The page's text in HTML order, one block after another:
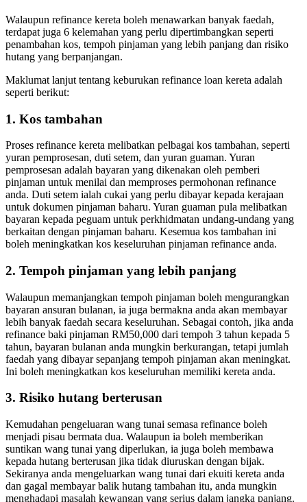
Walaupun refinance kereta boleh menawarkan banyak faedah,
terdapat juga 6 kelemahan yang perlu dipertimbangkan seperti
penambahan kos, tempoh pinjaman yang lebih panjang dan risiko
hutang yang berpanjangan.
Maklumat lanjut tentang keburukan refinance loan kereta adalah
seperti berikut:
1. Kos tambahan
Proses refinance kereta melibatkan pelbagai kos tambahan, seperti
yuran pemprosesan, duti setem, dan yuran guaman. Yuran
pemprosesan adalah bayaran yang dikenakan oleh pemberi
pinjaman untuk menilai dan memproses permohonan refinance
anda. Duti setem ialah cukai yang perlu dibayar kepada kerajaan
untuk dokumen pinjaman baharu. Yuran guaman pula melibatkan
bayaran kepada peguam untuk perkhidmatan undang-undang yang
berkaitan dengan pinjaman baharu. Kesemua kos tambahan ini
boleh meningkatkan kos keseluruhan pinjaman refinance anda.
2. Tempoh pinjaman yang lebih panjang
Walaupun memanjangkan tempoh pinjaman boleh mengurangkan
bayaran ansuran bulanan, ia juga bermakna anda akan membayar
lebih banyak faedah secara keseluruhan. Sebagai contoh, jika anda
refinance baki pinjaman RM50,000 dari tempoh 3 tahun kepada 5
tahun, bayaran bulanan anda mungkin berkurangan, tetapi jumlah
faedah yang dibayar sepanjang tempoh pinjaman akan meningkat.
Ini boleh meningkatkan kos keseluruhan memiliki kereta anda.
3. Risiko hutang berterusan
Kemudahan pengeluaran wang tunai semasa refinance boleh
menjadi pisau bermata dua. Walaupun ia boleh memberikan
suntikan wang tunai yang diperlukan, ia juga boleh membawa
kepada hutang berterusan jika tidak diuruskan dengan bijak.
Sekiranya anda mengeluarkan wang tunai dari ekuiti kereta anda
dan gagal membayar balik hutang tambahan itu, anda mungkin
menghadapi masalah kewangan yang serius dalam jangka panjang.